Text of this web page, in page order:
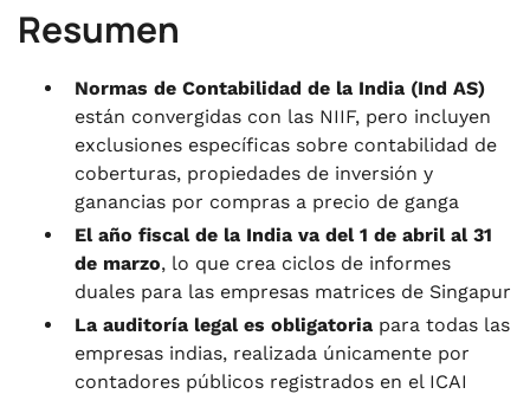
Resumen
Normas de Contabilidad de la India (Ind AS)
están convergidas con las NIIF, pero incluyen
exclusiones específicas sobre contabilidad de
coberturas, propiedades de inversión y
ganancias por compras a precio de ganga
El año fiscal de la India va del 1 de abril al 31
de marzo, lo que crea ciclos de informes
duales para las empresas matrices de Singapur
La auditoría legal es obligatoria para todas las
empresas indias, realizada únicamente por
contadores públicos registrados en el ICAI